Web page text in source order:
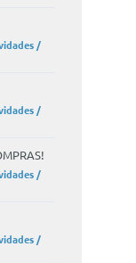
/
/
/
/